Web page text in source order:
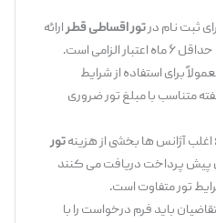
‌نام در تور اقساطی قطرارائه
استفاده از شرایط
با مبلغ تور ضروری
ها بخشی از هزینه تور
‌پرداخت دریافت می ‌کنند
متفاوت است.
باید فرم درخواست را با